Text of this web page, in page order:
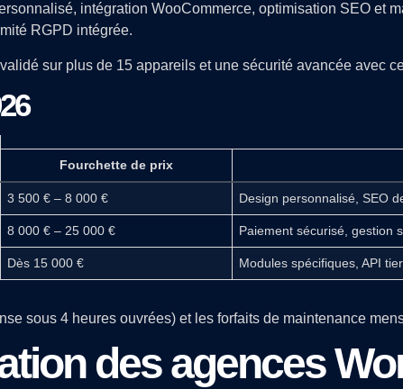
intégration WooCommerce, optimisation SEO et
RGPD intégrée.
sur plus de 15 appareils et une sécurité avancée avec
Fourchette de prix
3 500 € – 8 000 € Design personnalisé, SEO
8 000 € – 25 000 € Paiement sécurisé, gestion
Dès 15 000 € Modules spécifiques, API
sous 4 heures ouvrées) et les forfaits de maintenance
des agences